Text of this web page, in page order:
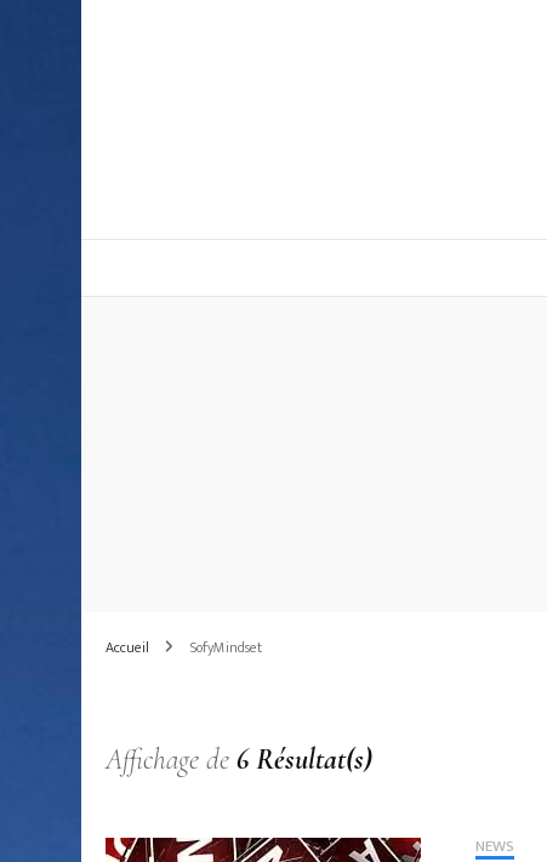
Accueil SofyMindset
Affichage de 6 Résultat(s)
NEWS